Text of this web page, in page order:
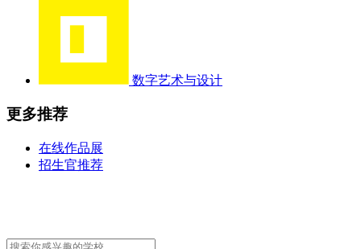
数字艺术与设计
更多推荐
在线作品展
招生官推荐